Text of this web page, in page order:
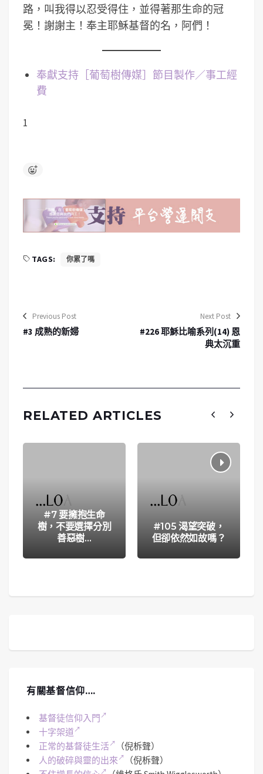
路，叫我得以忍受得住，並得著那生命的冠
冕！謝謝主！奉主耶穌基督的名，阿們！
奉獻支持［葡萄樹傳媒］節目製作／事工經
費
1
TAGS: 你累了嗎
Previous Post
#3 成熟的新婦
Next Post
#226 耶穌比喻系列(14) 恩
典太沉重
RELATED ARTICLES
#7 要擁抱生命
樹，不要選擇分別
善惡樹…
#105 渴望突破，
但卻依然如故嗎？
有關基督信仰….
基督徒信仰入門
十字架道
正常的基督徒生活
（倪柝聲）
人的破碎與靈的出來
（倪柝聲）